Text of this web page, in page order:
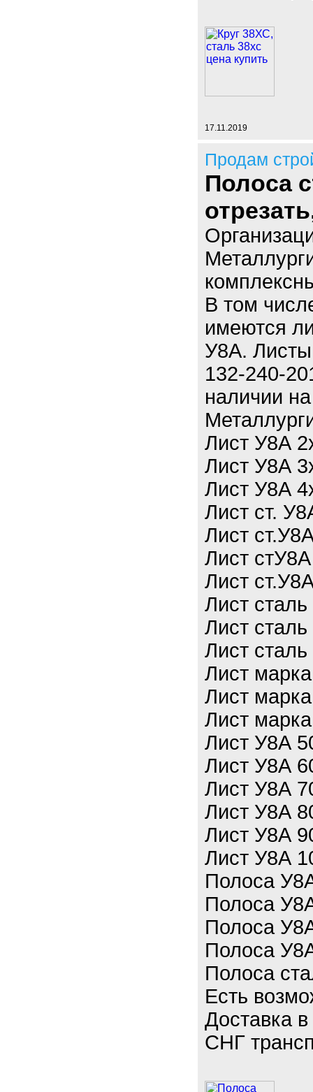
17.11.2019
Продам
Полоса
В том
имеются
У8А. Листы
132-240-
наличии
Лист У8А
Лист У8А
Лист У8А
Лист ст.
Лист
Лист
Лист
Лист
Лист
Лист
Лист
Лист
Лист
Лист У8А
Лист У8А
Лист У8А
Лист У8А
Лист У8А
Лист У8А
Полоса
Полоса
Полоса
Полоса
Полоса
Есть
Доставка
СНГ